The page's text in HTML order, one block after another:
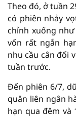
Theo đó, ở tuần
có phiên nhảy
chỉnh xuống
vốn rất ngắn
nhu cầu cân đối
tuần trước.
Đến phiên 6/7,
quân liên ngân
hạn qua đêm và